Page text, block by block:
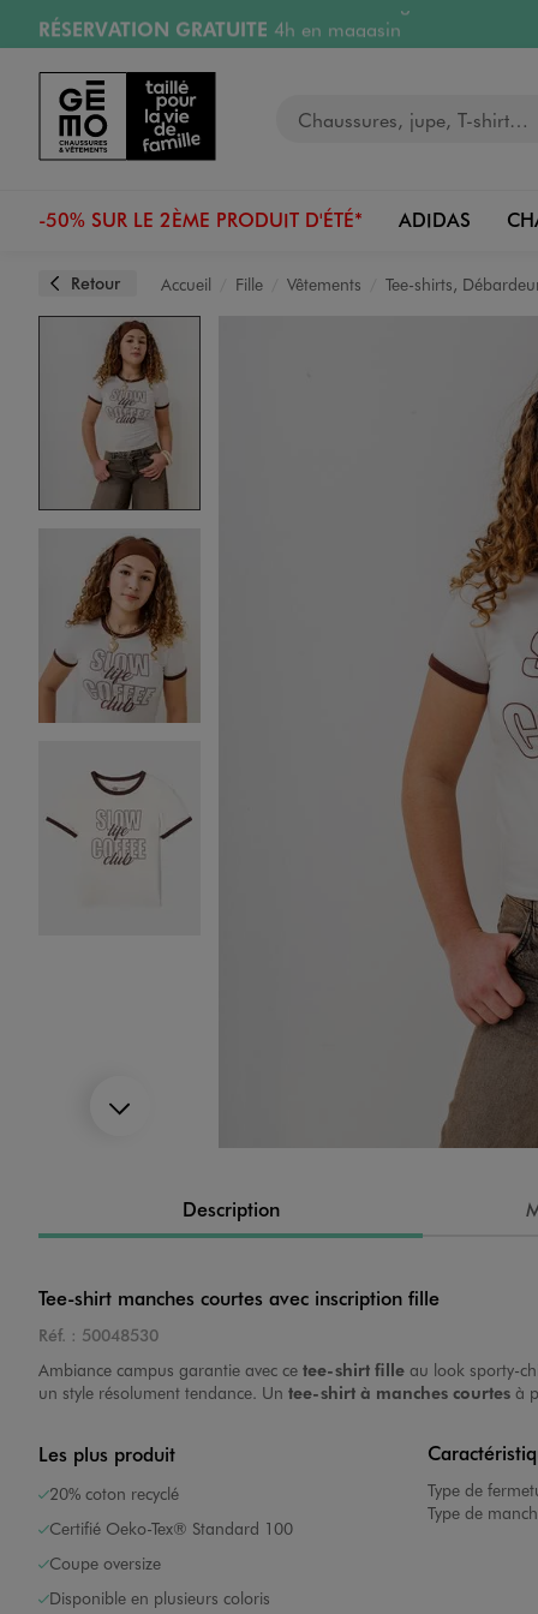
Aller au contenu principal
Aller à la navigation
RÉSERVATION GRATUITE 4h en magasin
Retours OFFERTSpendant 30 jours
LIVRAISON OFFERTE
-50% SUR LE 2ÈME PRODUIT D'ÉTÉ* ADIDAS
Retour Accueil Fille Vêtements Tee-shirts,
Image 4 sur 5
Image 5 sur 5
Suivant Description
Tee-shirt manches courtes avec inscription fille
Réf. : 50048530
Ambiance campus garantie avec ce tee-shirt fille au look sporty-
un style résolument tendance. Un tee-shirt à manches courtes à
Les plus produit
20% coton recyclé
Certifié Oeko-Tex® Standard 100
Coupe oversize
Disponible en plusieurs coloris
Type de
Type de